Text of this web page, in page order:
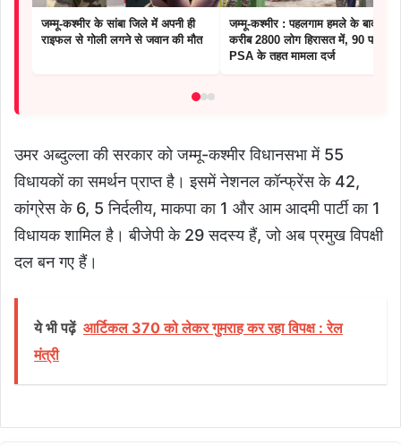
जम्मू-कश्मीर के सांबा जिले में अपनी ही
राइफल से गोली लगने से जवान की मौत
जम्मू-कश्मीर : पहलगाम हमले के बाद
करीब 2800 लोग हिरासत में, 90 पर
PSA के तहत मामला दर्ज
उमर अब्दुल्ला की सरकार को जम्मू-कश्मीर विधानसभा में 55
विधायकों का समर्थन प्राप्त है। इसमें नेशनल कॉन्फ्रेंस के 42,
कांग्रेस के 6, 5 निर्दलीय, माकपा का 1 और आम आदमी पार्टी का 1
विधायक शामिल है। बीजेपी के 29 सदस्य हैं, जो अब प्रमुख विपक्षी
दल बन गए हैं।
ये भी पढ़ें आर्टिकल 370 को लेकर गुमराह कर रहा विपक्ष : रेल
मंत्री